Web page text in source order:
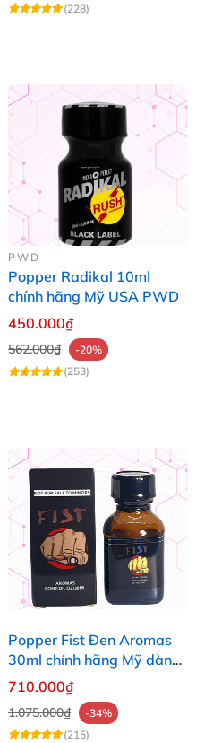
(228)
PWD
Popper Radikal 10ml
chính hãng Mỹ USA PWD
450.000₫
562.000₫
-20%
(253)
Popper Fist Đen Aromas
30ml chính hãng Mỹ dành
cho Top Bot
710.000₫
1.075.000₫
-34%
(215)